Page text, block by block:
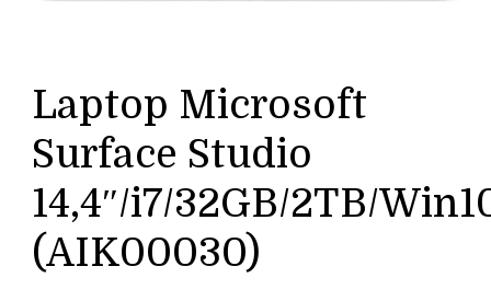
Laptop Microsoft
Surface Studio
14,4″/i7/32GB/2TB/
(AIK00030)